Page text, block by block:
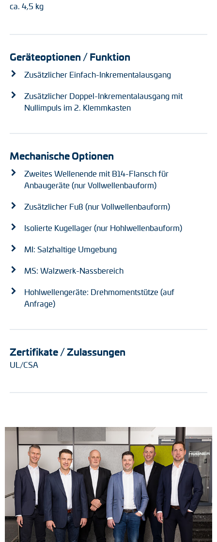
ca. 4,5 kg
Geräteoptionen / Funktion
Zusätzlicher Einfach-Inkrementalausgang
Zusätzlicher Doppel-Inkrementalausgang mit
Nullimpuls im 2. Klemmkasten
Mechanische Optionen
Zweites Wellenende mit B14-Flansch für
Anbaugeräte (nur Vollwellenbauform)
Zusätzlicher Fuß (nur Vollwellenbauform)
Isolierte Kugellager (nur Hohlwellenbauform)
MI: Salzhaltige Umgebung
MS: Walzwerk-Nassbereich
Hohlwellengeräte: Drehmomentstütze (auf
Anfrage)
Zertifikate / Zulassungen
UL/CSA